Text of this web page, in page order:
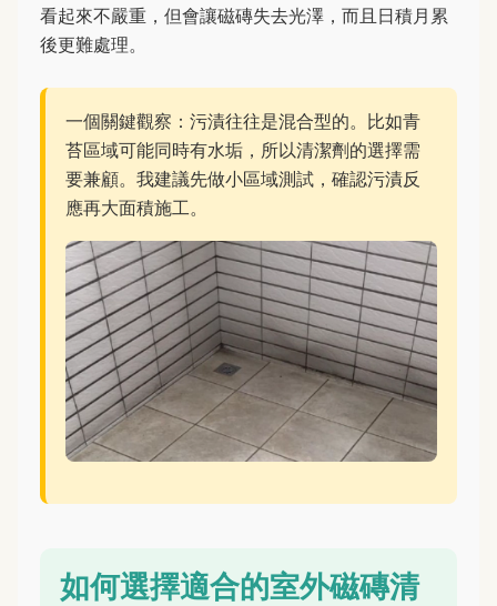
看起來不嚴重，但會讓磁磚失去光澤，而且日積月累
後更難處理。
一個關鍵觀察：污漬往往是混合型的。比如青
苔區域可能同時有水垢，所以清潔劑的選擇需
要兼顧。我建議先做小區域測試，確認污漬反
應再大面積施工。
如何選擇適合的室外磁磚清